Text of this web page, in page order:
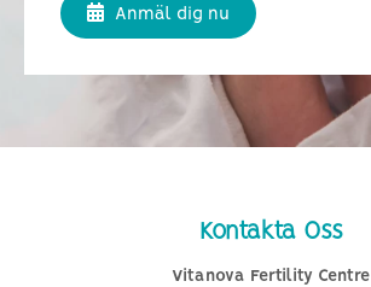
Anmäl dig nu
Kontakta Oss
Vitanova Fertility Centre